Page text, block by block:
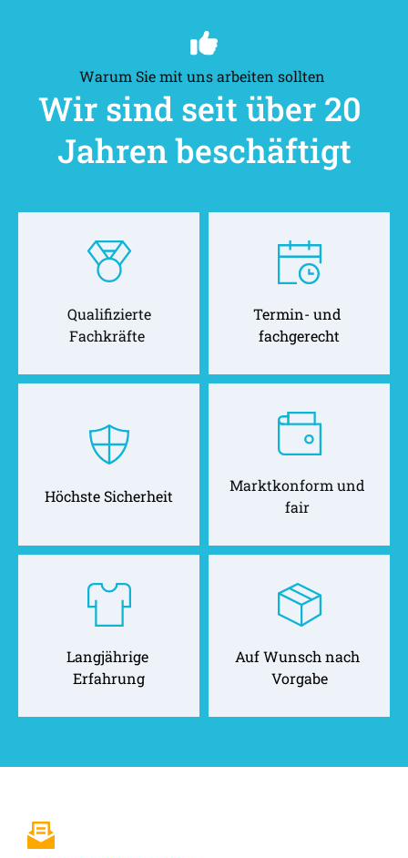
Warum Sie mit uns arbeiten sollten
Wir sind seit über 20
Jahren beschäftigt
Qualifizierte
Fachkräfte
Termin- und
fachgerecht
Höchste Sicherheit
Marktkonform und
fair
Langjährige
Erfahrung
Auf Wunsch nach
Vorgabe